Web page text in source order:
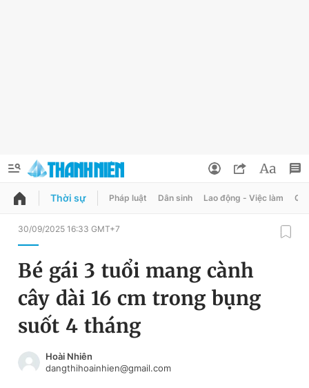
QUẢNG CÁO
Chuyên mục
Chuyên mục khác
Chào ngày mới
Đổi mật khẩu
Tin đã lưu
Đăng xuất
Thời sự Pháp luật Dân sinh Lao động - Việc làm
30/09/2025 16:33 GMT+7
Bé gái 3 tuổi mang cành
cây dài 16 cm trong bụng
suốt 4 tháng
Hoài Nhiên
dangthihoainhien@gmail.com